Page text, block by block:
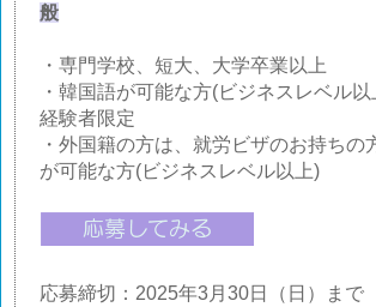
般
・専門学校、短大、大学卒業以上
・韓国語が可能な方(ビジネスレベル
経験者限定
・外国籍の方は、就労ビザのお持ちの
が可能な方(ビジネスレベル以上)
応募締切：2025年3月30日（日）まで